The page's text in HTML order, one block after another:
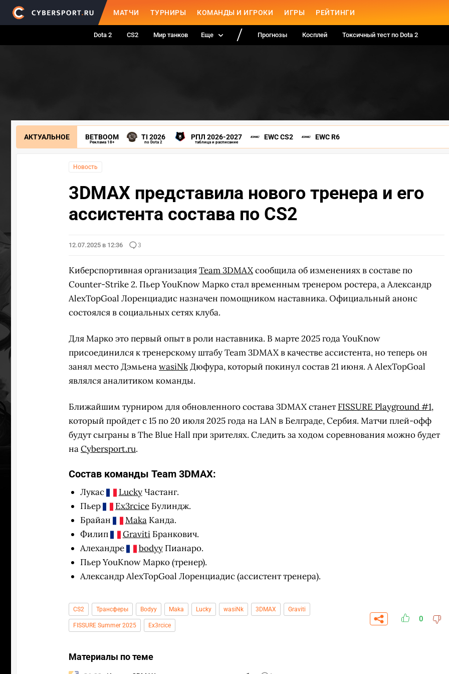
МАТЧИ ТУРНИРЫ КОМАНДЫ И ИГРОКИ ИГРЫ РЕЙТИНГИ
Dota 2 CS2 Мир танков Еще Прогнозы Косплей Токсичный тест по Dota 2
АКТУАЛЬНОЕ BETBOOM
Реклама 18+
TI 2026
по Dota 2
РПЛ 2026-2027
таблица и расписание
EWC CS2 EWC R6
Новость
3DMAX представила нового тренера и его
ассистента состава по CS2
12.07.2025 в 12:36 3
Киберспортивная организацияTeam 3DMAXсообщила об изменениях в составе по
Counter-Strike 2. Пьер YouKnow Марко стал временным тренером ростера, а Александр
AlexTopGoal Лоренциадис назначен помощником наставника. Официальный анонс
состоялся в социальных сетях клуба.
Для Марко это первый опыт в роли наставника. В марте 2025 года YouKnow
присоединился к тренерскому штабу Team 3DMAX в качестве ассистента, но теперь он
занял место ДэмьенаwasiNkДюфура, который покинул состав 21 июня. А AlexTopGoal
являлся аналитиком команды.
Ближайшим турниром для обновленного состава 3DMAX станет FISSURE Playground #1,
который пройдет с 15 по 20 июля 2025 года на LAN в Белграде, Сербия. Матчи плей-офф
будут сыграны в The Blue Hall при зрителях. Следить за ходом соревнования можно будет
наCybersport.ru.
Состав команды Team 3DMAX:
Лукас LuckyЧастанг.
Пьер
Ex3rciceБулиндж.
Брайан
MakaКанда.
Филип
GravitiБранкович.
Алехандре
bodyyПианаро.
Пьер YouKnow Марко (тренер).
Александр AlexTopGoal Лоренциадис (ассистент тренера).
CS2 Трансферы Bodyy Maka Lucky wasiNk 3DMAX Graviti
FISSURE Summer 2025 Ex3rcice
0
Материалы по теме
СКАЧАТЬ НА